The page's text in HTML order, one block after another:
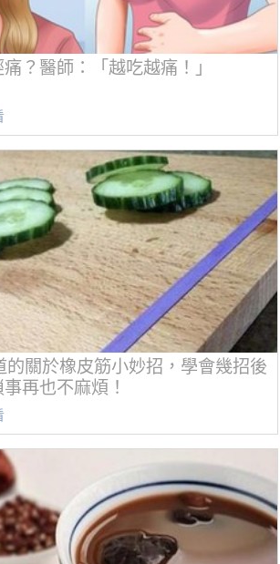
？醫師：「越吃越痛！」
的關於橡皮筋小妙招，學會幾招後
再也不麻煩！